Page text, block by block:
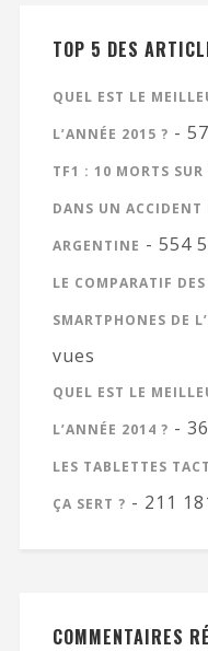
TOP 5 DES
QUEL EST LE
L’ANNÉE 2015 ? -
TF1 : 10 MORTS SUR
DANS UN ACCIDENT
ARGENTINE - 554
LE COMPARATIF
SMARTPHONES DE
vues
QUEL EST LE
L’ANNÉE 2014 ? -
LES TABLETTES
ÇA SERT ? - 211
COMMENTAIRES